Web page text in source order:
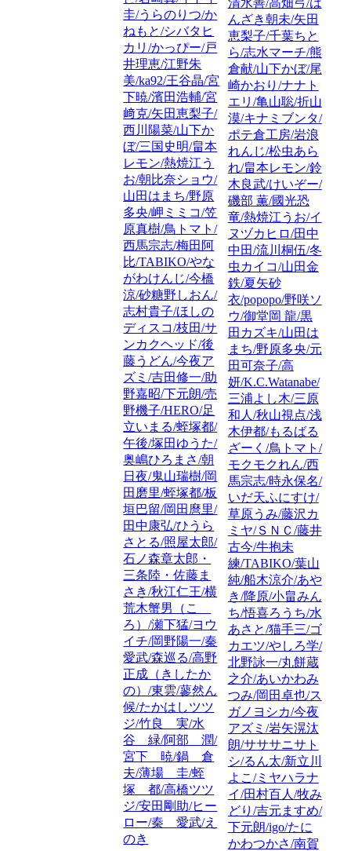
圭/うらのりつ/か
ねもと/シバタヒ
カリ/かっぴー/戸
井理恵/江野朱
美/ka92/王谷晶/宮
下暁/濱田浩輔/宮
﨑克/矢田恵梨子/
西川陽菜/山下か
ぼ/三国史明/畠本
レモン/熱焼江う
お/朝比奈ショウ/
山田はまち/野原
多央/岬ミミコ/笠
原真樹/鳥トマト/
西馬宗志/梅田阿
比/TABIKO/やな
がわけんじ/今橋
涼/砂糖野しおん/
志村貴子/ほしの
ディスコ/枝田/サ
ンカクヘッド/後
藤うどん/今夜ア
ズミ/吉田修一/助
野嘉昭/下元朗/売
野機子/HERO/足
立いまる/蛭塚都/
午後/塚田ゆうた/
奥嶋ひろまさ/朝
日夜/鬼山瑞樹/岡
田磨里/蛭塚都/板
垣巴留/岡田麿里/
田中康弘/ひうら
さとる/照屋太郎/
石ノ森章太郎・
三条陸・佐藤ま
さき/秋江仁王/横
荒木蟹男（こゝ
ろ）/瀬下猛/ヨウ
イチ/岡野陽一/秦
愛武/森巡る/高野
正成（きしたか
の）/東雲/蓼然ん
候/たかはしツツ
ジ/竹良 実/水
谷 緑/阿部 潤/
宮下 暁/鍋 倉
夫/薄場 圭/蛭
塚 都/高橋ツツ
ジ/安田剛助/ヒー
ロー/秦 愛武/え
のき
んざき朝未/矢田
恵梨子/千葉ちと
ら/志水マーチ/熊
倉献/山下かぼ/尾
崎かおり/ナナト
エリ/亀山聡/折山
漠/キナミブンタ/
ポテ倉工房/岩浪
れんじ/松虫あら
れ/畠本レモン/鈴
木良武/けいぞー/
磯部 薫/國光恐
竜/熱焼江うお/イ
ヌヅカヒロ/田中
中田/流川桐伍/冬
虫カイコ/山田金
鉄/夏矢砂
衣/popopo/野咲ソ
ウ/御堂岡 龍/黒
田カズキ/山田は
まち/野原多央/元
田可奈子/高
妍/K.C.Watanabe/
三浦よし木/三原
和人/秋山視点/浅
木伊都/もるばる
ざーく/鳥トマト/
モクモクれん/西
馬宗志/時永保名/
いだ天ふにすけ/
草原うみ/藤沢カ
ミヤ/ＳＮＣ/藤井
古今/牛抱未
練/TABIKO/葉山
純/船木涼介/あや
き/降原/小畠みん
ち/悟喜ろうち/水
あさと/猫手三/ゴ
カエツ/やしろ学/
北野詠一/丸餅蔵
之介/あいかわみ
つみ/岡田卓也/ス
ガノヨシカ/今夜
アズミ/岩矢滉汰
朗/サササニサト
シ/るん太/新立川
よこ/ミヤハラナ
イ/田村百人/牧み
どり/吉元ますめ/
下元朗/igo/たに
かわつかさ/南賀